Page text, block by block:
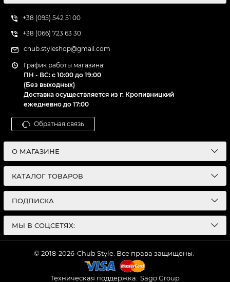
+38 (095) 542 51 00
+38 (066) 723 63 30
chub.styleshop@gmail.com
График работы магазина:
ПН - ВС: с 10:00 до 19:00
(Без выходных)
Доставка осуществляется из г. Кропивницкий
ежедневно до 17:00
Обратная связь
О МАГАЗИНЕ
КАТАЛОГ ТОВАРОВ
ПОДПИСКА
МЫ В СОЦСЕТЯХ:
© 2018-2026 Chub Style. Все права защищены.
Техническая поддержка: Sago Group